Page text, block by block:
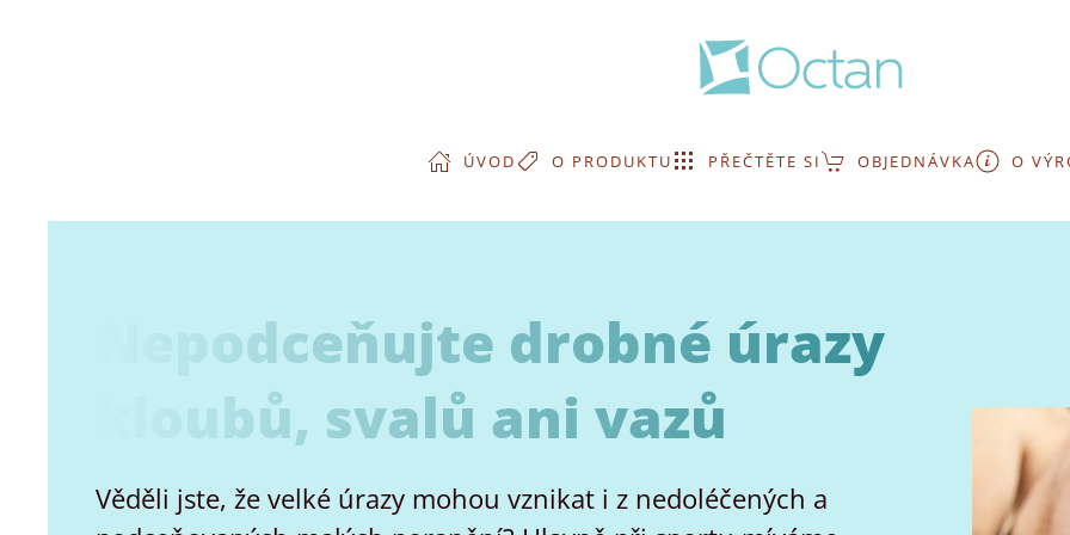
ÚVOD O PRODUKTU PŘEČTĚTE SI OBJEDNÁVKA O
Nepodceňujte drobné úrazy
kloubů, svalů ani vazů
Věděli jste, že velké úrazy mohou vznikat i z nedoléčených a